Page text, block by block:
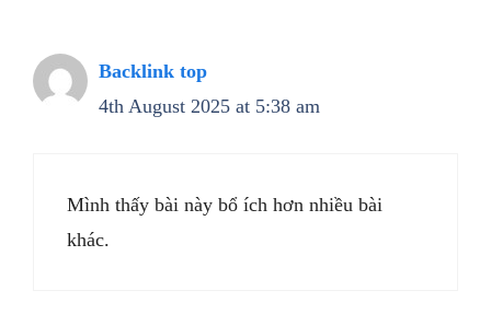
Backlink top
4th August 2025 at 5:38 am
Mình thấy bài này bổ ích hơn nhiều bài
khác.